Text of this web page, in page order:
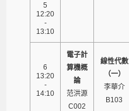
5
12:20
-
13:10
6
13:20
-
14:10
電子計
算機概
論
范洪源
C002
線性代數
（一）
李華介
B103